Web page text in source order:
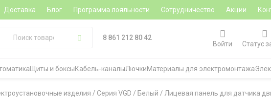
Доставка Блог Программа лояльности Сотрудничество Акции
8 861 212 80 42
Войти
Статус
Щиты и боксыКабель-каналыЛючкиМатериалы для электромонтажа
изделия / Серия VGD / Белый / Лицевая панель для датчика